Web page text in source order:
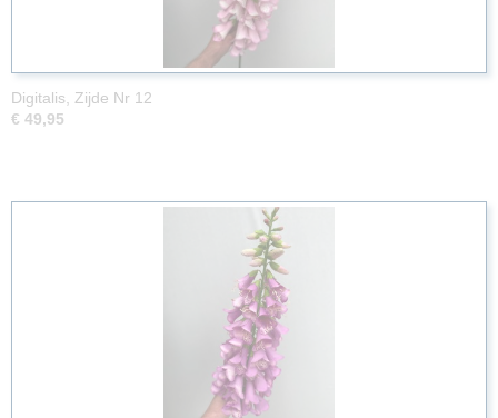
Digitalis, Zijde Nr 12
€ 49,95